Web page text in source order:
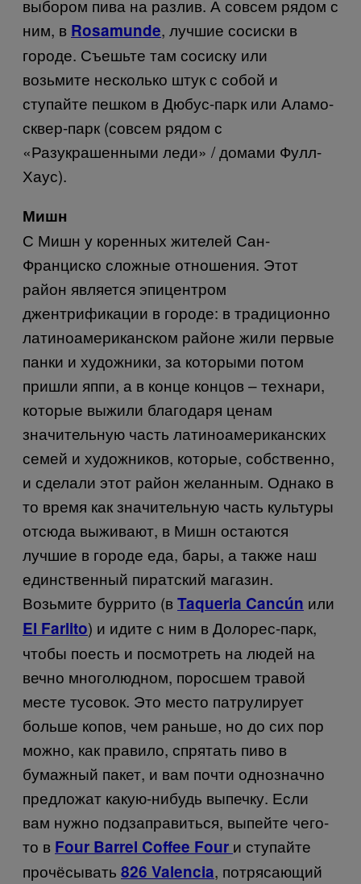
выбором пива на разлив. А совсем рядом с
ним, в Rosamunde, лучшие сосиски в
городе. Съешьте там сосиску или
возьмите несколько штук с собой и
ступайте пешком в Дюбус-парк или Аламо-
сквер-парк (совсем рядом с
«Разукрашенными леди» / домами Фулл-
Хаус).
Мишн
С Мишн у коренных жителей Сан-
Франциско сложные отношения. Этот
район является эпицентром
джентрификации в городе: в традиционно
латиноамериканском районе жили первые
панки и художники, за которыми потом
пришли яппи, а в конце концов – технари,
которые выжили благодаря ценам
значительную часть латиноамериканских
семей и художников, которые, собственно,
и сделали этот район желанным. Однако в
то время как значительную часть культуры
отсюда выживают, в Мишн остаются
лучшие в городе еда, бары, а также наш
единственный пиратский магазин.
Возьмите буррито (вTaqueria Cancún или
El Farlito) и идите с ним в Долорес-парк,
чтобы поесть и посмотреть на людей на
вечно многолюдном, поросшем травой
месте тусовок. Это место патрулирует
больше копов, чем раньше, но до сих пор
можно, как правило, спрятать пиво в
бумажный пакет, и вам почти однозначно
предложат какую-нибудь выпечку. Если
вам нужно подзаправиться, выпейте чего-
то в Four Barrel Coffee Four и ступайте
прочёсывать 826 Valencia, потрясающий